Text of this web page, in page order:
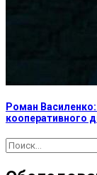
Роман
кооперативного
Найти: